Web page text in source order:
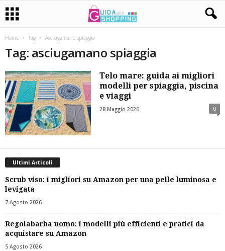
Home Tag Asciugamano spiaggia
Tag: asciugamano spiaggia
Telo mare: guida ai migliori
modelli per spiaggia, piscina
e viaggi
28 Maggio 2026 0
Ultimi Articoli
Scrub viso: i migliori su Amazon per una pelle luminosa e
levigata
7 Agosto 2026
Regolabarba uomo: i modelli più efficienti e pratici da
acquistare su Amazon
5 Agosto 2026